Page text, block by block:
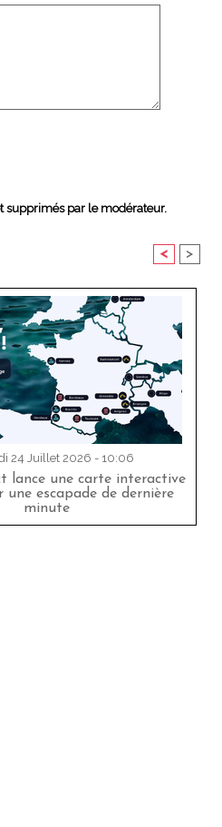
supprimés par le modérateur.
< >
24 Juillet 2026 - 10:06
lance une carte interactive
escapade de dernière
minute